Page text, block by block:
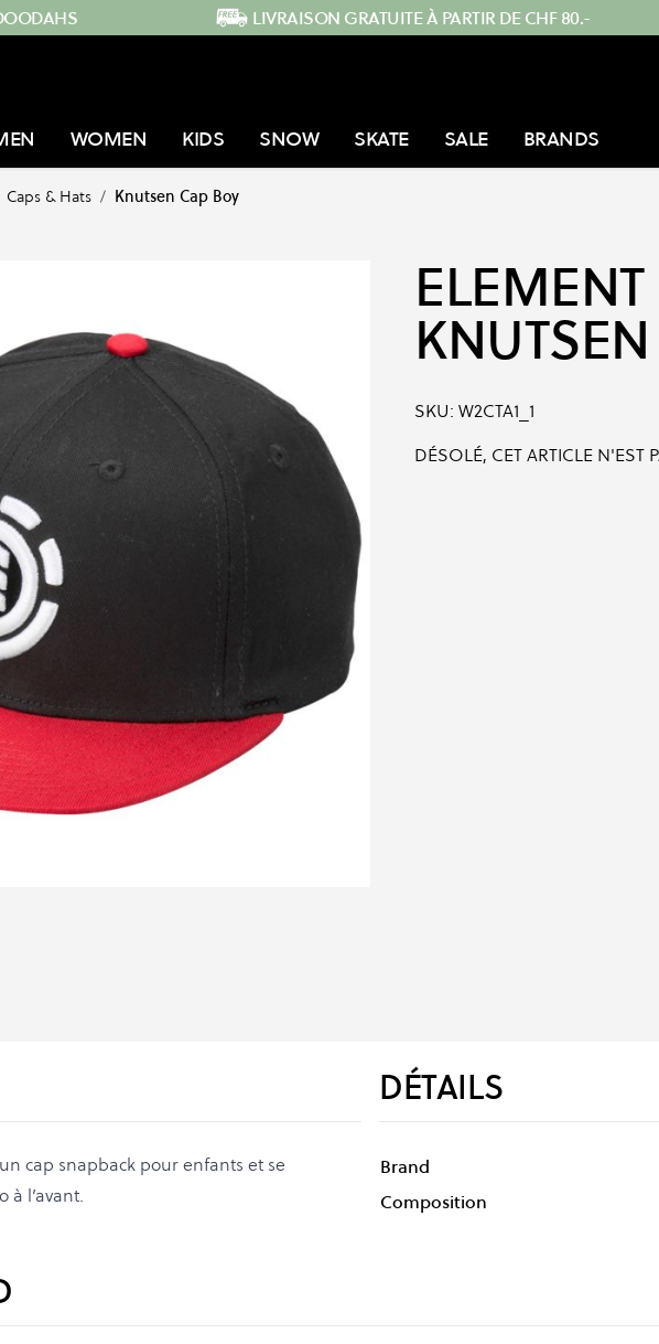
LIVRAISON GRATUITE À PARTIR DE CHF 80.-
WOMEN KIDS SNOW SKATE SALE BRANDS
Caps & Hats / Knutsen Cap Boy
ELEMENT
SKU: W2CTA1_1
DÉSOLÉ, CET ARTICLE N'EST
cap snapback pour enfants et se
à l’avant.
DÉTAILS
Brand
Composition